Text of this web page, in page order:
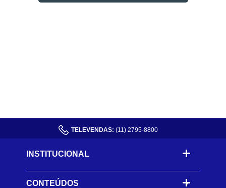
TELEVENDAS: (11) 2795-8800
INSTITUCIONAL
CONTEÚDOS -